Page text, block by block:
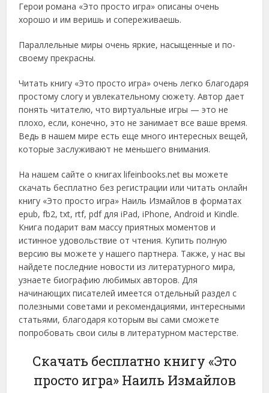
Герои романа «Это просто игра» описаны очень
хорошо и им веришь и сопереживаешь.
Параллельные миры очень яркие, насыщенные и по-
своему прекрасны.
Читать книгу «Это просто игра» очень легко благодаря
простому слогу и увлекательному сюжету. Автор дает
понять читателю, что виртуальные игры — это не
плохо, если, конечно, это не занимает все ваше время.
Ведь в нашем мире есть еще много интересных вещей,
которые заслуживают не меньшего внимания.
На нашем сайте о книгах lifeinbooks.net вы можете
скачать бесплатно без регистрации или читать онлайн
книгу «Это просто игра» Наиль Измайлов в форматах
epub, fb2, txt, rtf, pdf для iPad, iPhone, Android и Kindle.
Книга подарит вам массу приятных моментов и
истинное удовольствие от чтения. Купить полную
версию вы можете у нашего партнера. Также, у нас вы
найдете последние новости из литературного мира,
узнаете биографию любимых авторов. Для
начинающих писателей имеется отдельный раздел с
полезными советами и рекомендациями, интересными
статьями, благодаря которым вы сами сможете
попробовать свои силы в литературном мастерстве.
Скачать бесплатно книгу «Это
просто игра» Наиль Измайлов